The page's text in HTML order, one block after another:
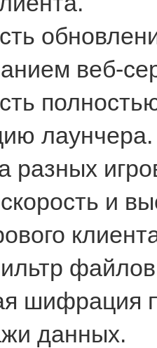
веб-
лаунчера.
разных
и
шифрация
данных.